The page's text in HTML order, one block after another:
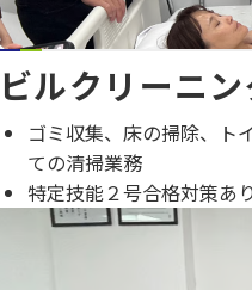
ビルクリーニ
ゴミ収集、床の掃除、ト
ての清掃業務
特定技能２号合格対策あり